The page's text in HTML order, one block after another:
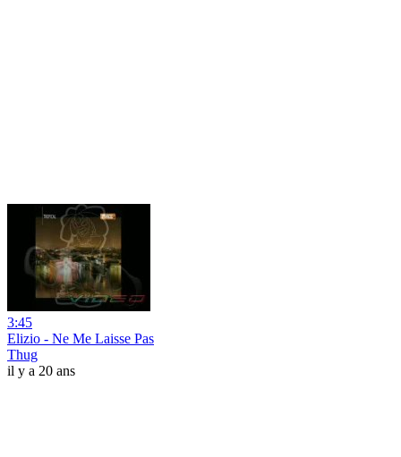
3:45
Elizio - Ne Me Laisse Pas
Thug
il y a 20 ans